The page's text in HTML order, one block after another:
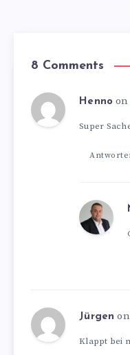
8 Comments
Henno on
Super
Jürgen
Klappt bei